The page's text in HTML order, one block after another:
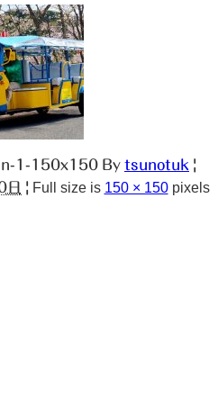
1-150x150 By tsunotuk |
日 | Full size is 150 × 150pixels